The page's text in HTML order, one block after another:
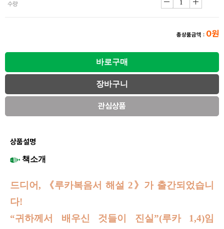
수량
총상품금액 : 0원
관심상품
상품설명
책소개
드디어, 《루카복음서 해설 2》가 출간되었습니
다!
“귀하께서 배우신 것들이 진실”(루카 1,4)임